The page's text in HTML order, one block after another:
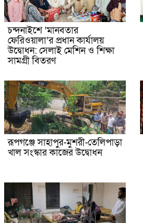
চন্দনাইশে ‘মানবতার
ফেরিওয়ালা’র প্রধান কার্যালয়
উদ্বোধন: সেলাই মেশিন ও শিক্ষা
সামগ্রী বিতরণ
রূপগঞ্জে সাহাপুর-মুশরী-তেলিপাড়া
খাল সংস্কার কাজের উদ্বোধন